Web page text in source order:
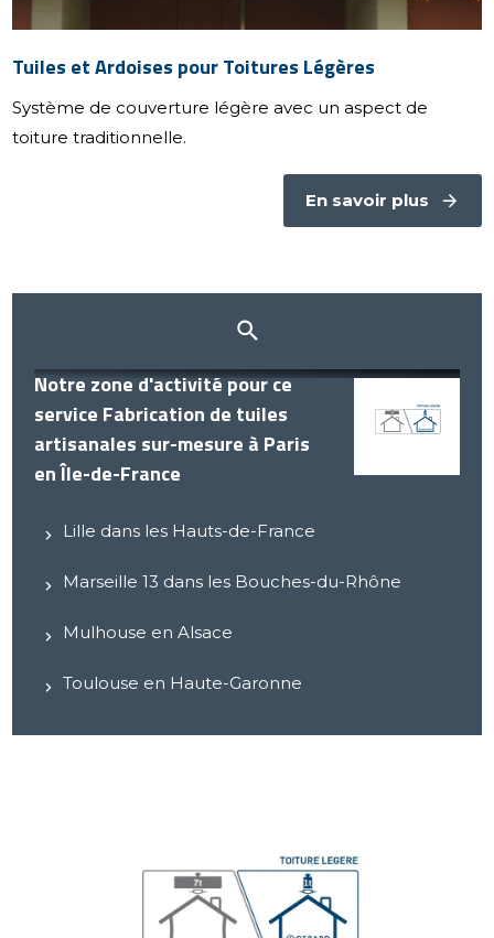
Tuiles et Ardoises pour Toitures Légères
Système de couverture légère avec un aspect de
toiture traditionnelle.
En savoir plus
Notre zone d'activité pour ce
service Fabrication de tuiles
artisanales sur-mesure à Paris
en Île-de-France
Lille dans les Hauts-de-France
Marseille 13 dans les Bouches-du-Rhône
Mulhouse en Alsace
Toulouse en Haute-Garonne